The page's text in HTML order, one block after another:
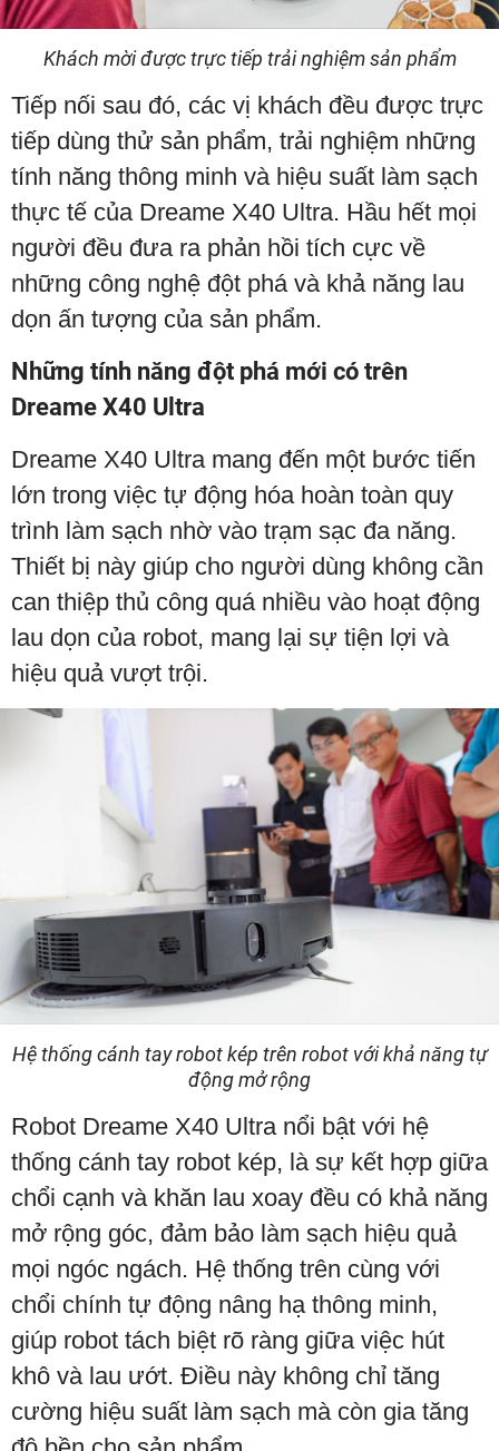
Khách mời được trực tiếp trải nghiệm sản phẩm
Tiếp nối sau đó, các vị khách đều được trực
tiếp dùng thử sản phẩm, trải nghiệm những
tính năng thông minh và hiệu suất làm sạch
thực tế của Dreame X40 Ultra. Hầu hết mọi
người đều đưa ra phản hồi tích cực về
những công nghệ đột phá và khả năng lau
dọn ấn tượng của sản phẩm.
Những tính năng đột phá mới có trên
Dreame X40 Ultra
Dreame X40 Ultra mang đến một bước tiến
lớn trong việc tự động hóa hoàn toàn quy
trình làm sạch nhờ vào trạm sạc đa năng.
Thiết bị này giúp cho người dùng không cần
can thiệp thủ công quá nhiều vào hoạt động
lau dọn của robot, mang lại sự tiện lợi và
hiệu quả vượt trội.
Hệ thống cánh tay robot kép trên robot với khả năng tự
động mở rộng
Robot Dreame X40 Ultra nổi bật với hệ
thống cánh tay robot kép, là sự kết hợp giữa
chổi cạnh và khăn lau xoay đều có khả năng
mở rộng góc, đảm bảo làm sạch hiệu quả
mọi ngóc ngách. Hệ thống trên cùng với
chổi chính tự động nâng hạ thông minh,
giúp robot tách biệt rõ ràng giữa việc hút
khô và lau ướt. Điều này không chỉ tăng
cường hiệu suất làm sạch mà còn gia tăng